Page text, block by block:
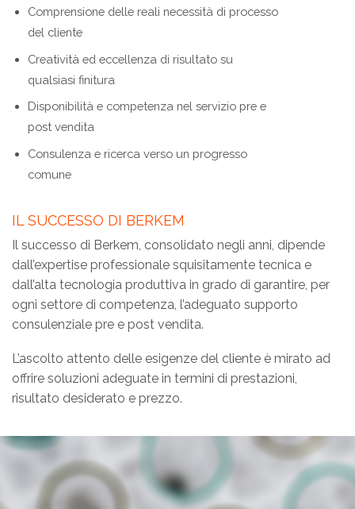
IL SUCCESSO DI BERKEM
Il successo di Berkem, consolidato negli anni, dipende
dall’expertise professionale squisitamente tecnica e
dall’alta tecnologia produttiva in grado di garantire, per
ogni settore di competenza, l’adeguato supporto
consulenziale pre e post vendita.
L’ascolto attento delle esigenze del cliente è mirato ad
offrire soluzioni adeguate in termini di prestazioni,
risultato desiderato e prezzo.
Comprensione delle reali necessità di processo
del cliente
Creatività ed eccellenza di risultato su
qualsiasi finitura
Disponibilità e competenza nel servizio pre e
post vendita
Consulenza e ricerca verso un progresso
comune